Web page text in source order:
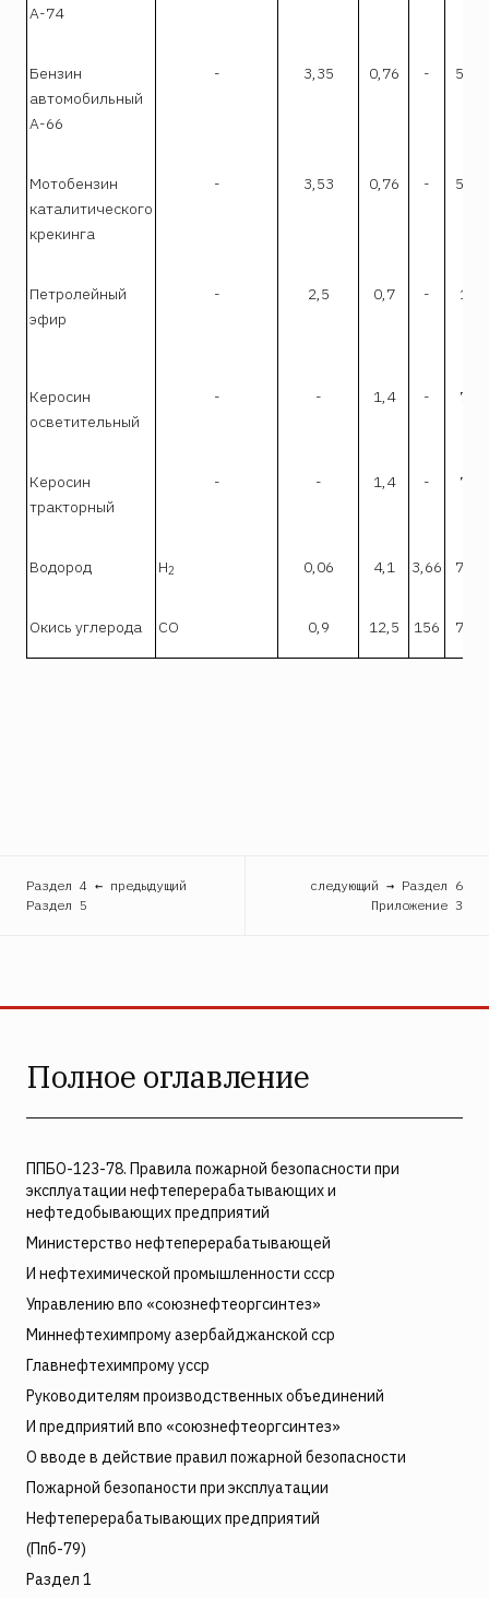
А-74
Бензин
автомобильный
А-66
- 3,35 0,76 - 5,03
Мотобензин
каталитического
крекинга
- 3,53 0,76 - 5,18
Петролейный
эфир
- 2,5 0,7 - 1,4
Керосин
осветительный
- - 1,4 - 7,5
Керосин
тракторный
- - 1,4 - 7,5
Водород H2 0,06 4,1 3,66 74,0
Окись углерода СО 0,9 12,5 156 74,0
Раздел 4 ← предыдущий
Раздел 5
следующий → Раздел 6
Приложение 3
Полное оглавление
ППБО-123-78. Правила пожарной безопасности при
эксплуатации нефтеперерабатывающих и
нефтедобывающих предприятий
Министерство нефтеперерабатывающей
И нефтехимической промышленности ссср
Управлению впо «союзнефтеоргсинтез»
Миннефтехимпрому азербайджанской сср
Главнефтехимпрому усср
Руководителям производственных объединений
И предприятий впо «союзнефтеоргсинтез»
О вводе в действие правил пожарной безопасности
Пожарной безопаности при эксплуатации
Нефтеперерабатывающих предприятий
(Ппб-79)
Раздел 1